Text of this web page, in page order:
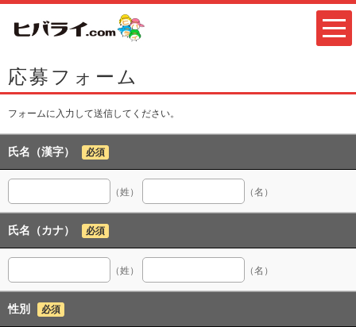
応募フォーム
フォームに入力して送信してください。
氏名（漢字） 必須
（姓） （名）
氏名（カナ） 必須
（姓） （名）
性別 必須